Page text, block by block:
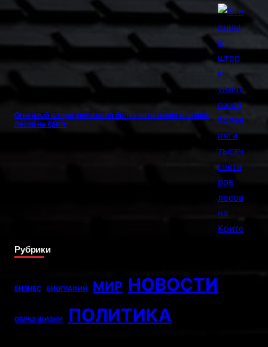
Огненный шторм уничтожил более пяти тысяч гектаров
лесов на Крите
Рубрики
БИЗНЕС БИОГРАФИИ МИР НОВОСТИ
ОБРАЗ ЖИЗНИ ПОЛИТИКА